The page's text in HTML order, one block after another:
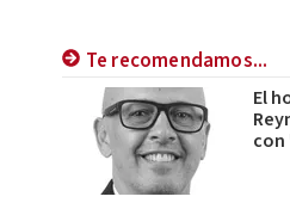
Te recomendamos...
El